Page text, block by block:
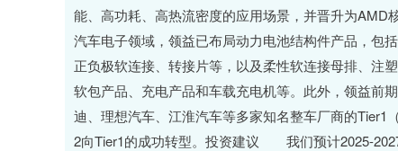
能、高功耗、高热流密度的应用场景，并晋升为
汽车电子领域，领益已布局动力电池结构件产品，包
正负极软连接、转接片等，以及柔性软连接母排、注
软包产品、充电产品和车载充电机等。此外，领益前
迪、理想汽车、江淮汽车等多家知名整车厂商的
2向Tier1的成功转型。投资建议 我们预计2025-